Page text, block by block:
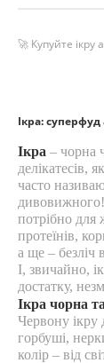
🚀 Купуйте
Ікра: суперфуд
Ікра – чорна
делікатесів,
часто
потрібно для
протеїнів,
а ще – безліч
І, звичайно,
достатку,
Ікра чорна
Червону ікру
горбуші,
колір – від